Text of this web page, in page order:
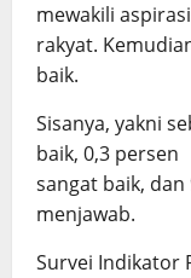
mewakili aspirasi
rakyat.
baik.
Sisanya, yakni
baik, 0,3 persen
sangat baik,
menjawab.
Survei Indikator